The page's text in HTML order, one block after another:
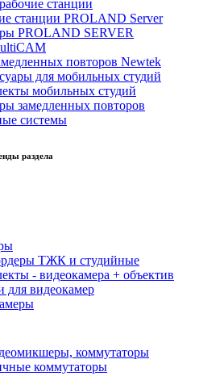
станции
станции PROLAND Server
PROLAND SERVER
повторов Newtek
для мобильных студий
мобильных студий
замедленных повторов
системы
раздела
ТЖК и студийные
- видеокамера + объектив
для видеокамер
коммутаторы
коммутаторы